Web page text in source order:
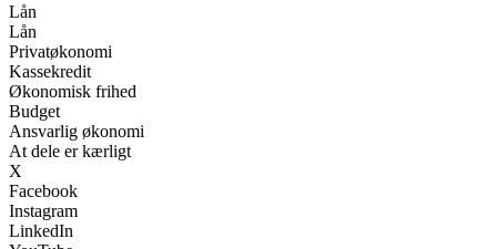
Lån
Lån
Privatøkonomi
Kassekredit
Økonomisk frihed
Budget
Ansvarlig økonomi
At dele er kærligt
X
Facebook
Instagram
LinkedIn